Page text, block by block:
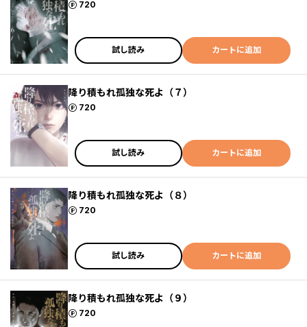
720
ポイント
試し読み カートに追加
降り積もれ孤独な死よ（７）
720
ポイント
試し読み カートに追加
降り積もれ孤独な死よ（８）
720
ポイント
試し読み カートに追加
降り積もれ孤独な死よ（９）
720
ポイント